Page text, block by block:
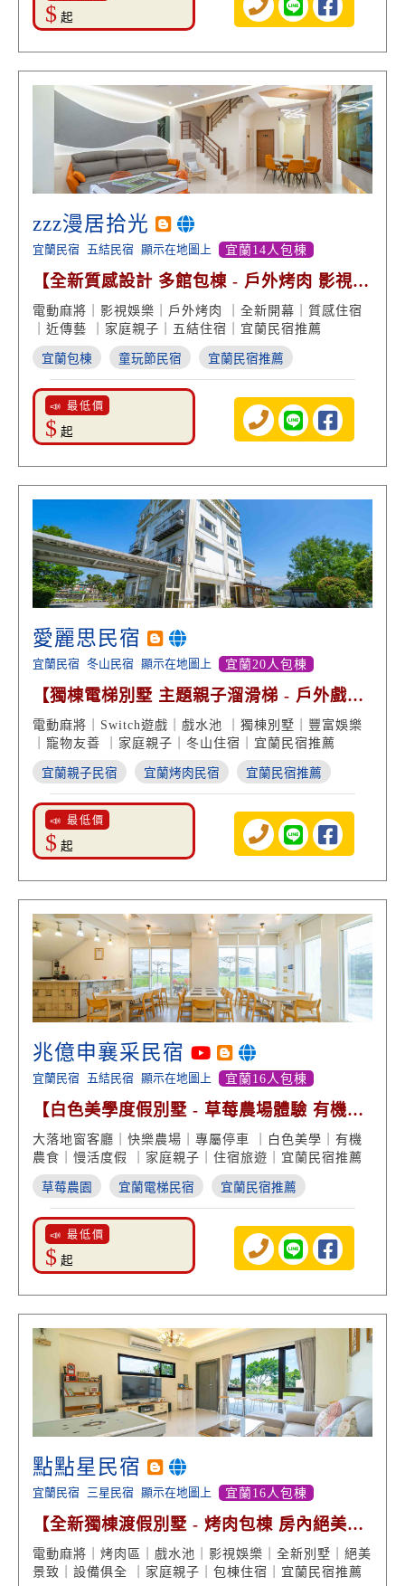
$ 起
zzz漫居拾光
宜蘭民宿 五結民宿 顯示在地圖上 宜蘭14人包棟
【全新質感設計 多館包棟 - 戶外烤肉 影視娛
樂 近傳藝】
電動麻將｜影視娛樂｜戶外烤肉 ｜全新開幕｜質感住宿
｜近傳藝 ｜家庭親子｜五結住宿｜宜蘭民宿推薦
宜蘭包棟 童玩節民宿 宜蘭民宿推薦
📣 最低價
$ 起
愛麗思民宿
宜蘭民宿 冬山民宿 顯示在地圖上 宜蘭20人包棟
【獨棟電梯別墅 主題親子溜滑梯 - 戶外戲水
烤肉包棟】
電動麻將｜Switch遊戲｜戲水池 ｜獨棟別墅｜豐富娛樂
｜寵物友善 ｜家庭親子｜冬山住宿｜宜蘭民宿推薦
宜蘭親子民宿 宜蘭烤肉民宿 宜蘭民宿推薦
📣 最低價
$ 起
兆億申襄采民宿
宜蘭民宿 五結民宿 顯示在地圖上 宜蘭16人包棟
【白色美學度假別墅 - 草莓農場體驗 有機農
食 田園美景】
大落地窗客廳｜快樂農場｜專屬停車 ｜白色美學｜有機
農食｜慢活度假 ｜家庭親子｜住宿旅遊｜宜蘭民宿推薦
草莓農園 宜蘭電梯民宿 宜蘭民宿推薦
📣 最低價
$ 起
點點星民宿
宜蘭民宿 三星民宿 顯示在地圖上 宜蘭16人包棟
【全新獨棟渡假別墅 - 烤肉包棟 房內絕美景
致】
電動麻將｜烤肉區｜戲水池｜影視娛樂｜全新別墅｜絕美
景致｜設備俱全 ｜家庭親子｜包棟住宿｜宜蘭民宿推薦